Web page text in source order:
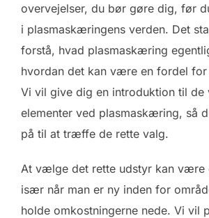
overvejelser, du bør gøre dig, før
i plasmaskæringens verden. Det
forstå, hvad plasmaskæring
hvordan det kan være en fordel for
Vi vil give dig en introduktion til de
elementer ved plasmaskæring, så
på til at træffe de rette valg.
At vælge det rette udstyr kan være
især når man er ny inden for
holde omkostningerne nede. Vi vil